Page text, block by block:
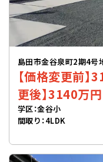
島田市金谷泉町2期4号
【価格変更前】
更後】3140万円
学区：金谷小
間取り：4LDK